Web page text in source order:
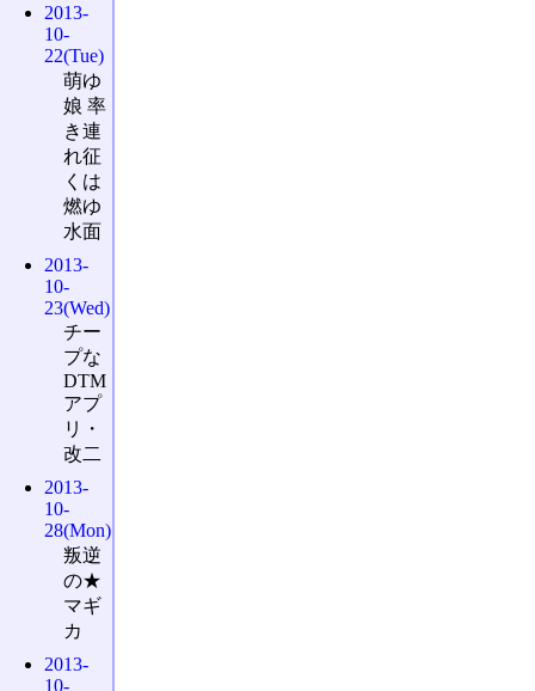
2013-
10-
22(Tue)
萌ゆ
娘 率
き連
れ征
くは
燃ゆ
水面
2013-
10-
23(Wed)
チー
プな
DTM
アプ
リ・
改二
2013-
10-
28(Mon)
叛逆
の★
マギ
カ
2013-
10-